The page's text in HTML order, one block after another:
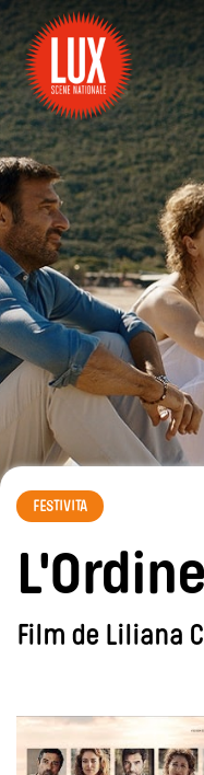
FESTIVITA
Film de Liliana